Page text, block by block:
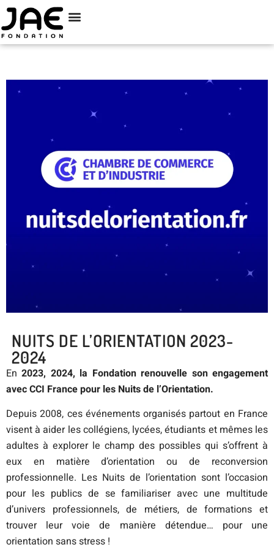
NUITS DE L’ORIENTATION 2023-
2024
En 2023, 2024, la Fondation renouvelle son engagement
avec CCI France pour les Nuits de l’Orientation.
Depuis 2008, ces événements organisés partout en France
visent à aider les collégiens, lycées, étudiants et mêmes les
adultes à explorer le champ des possibles qui s’offrent à
eux en matière d’orientation ou de reconversion
professionnelle. Les Nuits de l’orientation sont l’occasion
pour les publics de se familiariser avec une multitude
d’univers professionnels, de métiers, de formations et
trouver leur voie de manière détendue… pour une
orientation sans stress !